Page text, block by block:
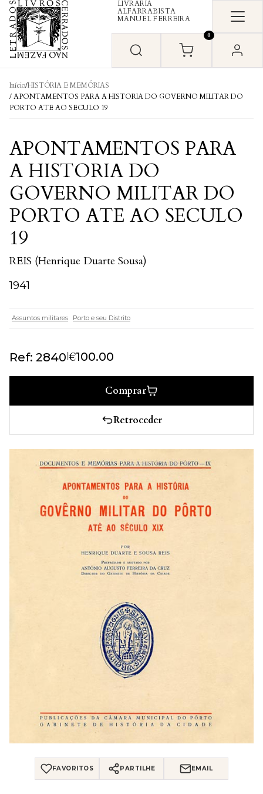
Skip to content
LIVRARIA
ALFARRABISTA
MANUEL FERREIRA
0
Início/HISTÓRIA E MEMÓRIAS
/ APONTAMENTOS PARA A HISTORIA DO GOVERNO MILITAR DO
PORTO ATE AO SECULO 19
APONTAMENTOS PARA
A HISTORIA DO
GOVERNO MILITAR DO
PORTO ATE AO SECULO
19
REIS (Henrique Duarte Sousa)
1941
Assuntos militares Porto e seu Distrito
Ref: 2840|€100.00
Comprar
Retroceder
FAVORITOS PARTILHE EMAIL